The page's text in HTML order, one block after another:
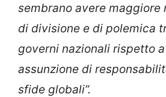
sembrano avere
di divisione e di polemica
governi nazionali rispetto
assunzione di
sfide globali”.